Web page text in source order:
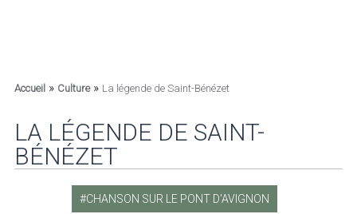
Accueil» Culture» La légende de Saint-Bénézet
LA LÉGENDE DE SAINT-
BÉNÉZET
CHANSON SUR LE PONT D'AVIGNON